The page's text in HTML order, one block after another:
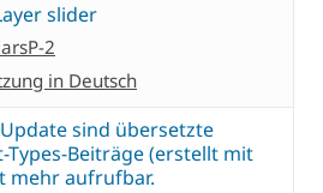
slider
2
in Deutsch
sind übersetzte
Types-Beiträge (erstellt mit
mehr aufrufbar.